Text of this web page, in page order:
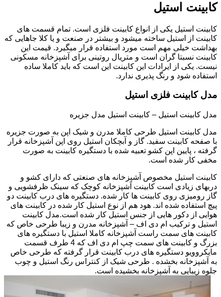
کابینت استیل
کابینت استیل یکی از انواع کابینت فلزی است. تمام قسمت های
کابینت از استیل ساخته میشود و بیشتر در صنعت و یا کلا جاهایی که
بهداشت خیلی مهم است مورد استفاده قرار میگیرد. قیمت این
کابینت نسبتا گران است و متریال روتینی برای آشپزخانه مسکونی
نیست. یکی از ایرادات این کابینت این است که باید کاملا ساده
استفاده شود و رنگ پذیری ندارد.
مدل کابینت فلزی استیل
مدل کابینت استیل – کابینت استیل مدل جزیره
مدل کابینت استیل طرحی کاملا مدرن و شیک اپن به صورت جزیره
با صفحه کابینت سفید. گاز و آبچکان استیل روی اپن آشپزخانه قرار
گرفته ، پایین اپن کشو تعبیه شده با دستگیره کابینت به صورت
مخفی کار شده است.
کابینت استیل مخصوص آشپزخانه های صنعتی که دارای کشو و
دربهای زیادی است کابینت آشپزخانه کوچک که سینک ظرفشویی و
گاز رومیزی روی کابینت ها کار شده. دستگیره های درب کابینت دو
پیچ استفاده شده اند. هود هم از نوع استیل کار شده در کابینت های
هوایی از دکور هایی از جنس استیل کار شده است.مدل کابینت
استیل و ترکیب ام دی اف – آشپزخانه مدرن و زیبا طرحی خاص که
کابینت های سمت راست آشپزخانه کاملا استیل با دستگیره های
بزرگ و کابینت های سمت چپ ام دی اف که 4 طرف قسمت
مایکروویو دستگیره های درب کابینت قرار گرفته که طرحی خاص
به آشپزخانه بخشده . طرحی شیک از کنتراس رنگ استیل و چوب
جلوه زیبایی به آشپزخانه بخشیده است.